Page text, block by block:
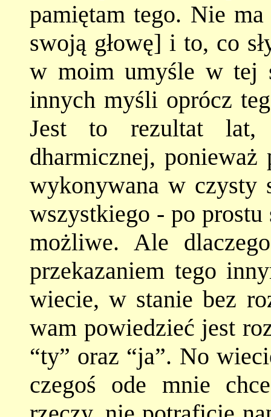
pamiętam tego. Nie
swoją głowę] i to, co
w moim umyśle w tej
innych myśli oprócz
Jest to rezultat lat,
dharmicznej, ponieważ
wykonywana w czysty
wszystkiego - po prostu
możliwe. Ale
przekazaniem tego
wiecie, w stanie bez
wam powiedzieć jest
“ty” oraz “ja”. No
czegoś ode mnie